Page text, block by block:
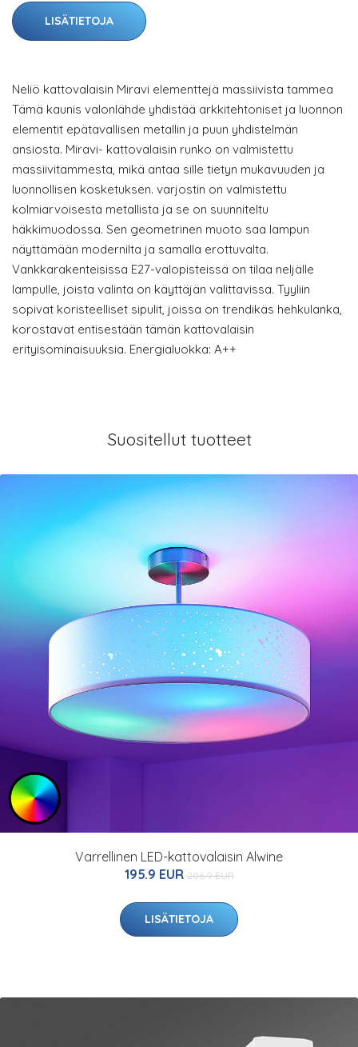
LISÄTIETOJA
Neliö kattovalaisin Miravi elementtejä massiivista tammea
Tämä kaunis valonlähde yhdistää arkkitehtoniset ja luonnon
elementit epätavallisen metallin ja puun yhdistelmän
ansiosta. Miravi- kattovalaisin runko on valmistettu
massiivitammesta, mikä antaa sille tietyn mukavuuden ja
luonnollisen kosketuksen. varjostin on valmistettu
kolmiarvoisesta metallista ja se on suunniteltu
häkkimuodossa. Sen geometrinen muoto saa lampun
näyttämään modernilta ja samalla erottuvalta.
Vankkarakenteisissa E27-valopisteissä on tilaa neljälle
lampulle, joista valinta on käyttäjän valittavissa. Tyyliin
sopivat koristeelliset sipulit, joissa on trendikäs hehkulanka,
korostavat entisestään tämän kattovalaisin
erityisominaisuuksia. Energialuokka: A++
Suositellut tuotteet
Varrellinen LED-kattovalaisin Alwine
195.9 EUR 206.9 EUR
LISÄTIETOJA